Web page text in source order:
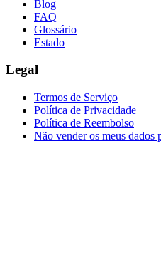
Blog
FAQ
Glossário
Estado
Legal
Termos de Serviço
Política de Privacidade
Política de Reembolso
Não vender os meus dados